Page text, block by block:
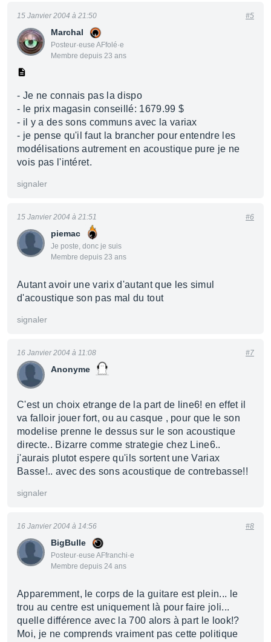
Marchal
Posteur·euse AFfolé·e
Membre depuis 23 ans
15 Janvier 2004 à 21:50 #5
- Je ne connais pas la dispo
- le prix magasin conseillé: 1679.99 $
- il y a des sons communs avec la variax
- je pense qu'il faut la brancher pour entendre les
modélisations autrement en acoustique pure je ne
vois pas l'intéret.
signaler
piemac
Je poste, donc je suis
Membre depuis 23 ans
15 Janvier 2004 à 21:51 #6
Autant avoir une varix d'autant que les simul
d'acoustique son pas mal du tout
signaler
Anonyme
16 Janvier 2004 à 11:08 #7
C'est un choix etrange de la part de line6! en effet il
va falloir jouer fort, ou au casque , pour que le son
modelise prenne le dessus sur le son acoustique
directe.. Bizarre comme strategie chez Line6..
j'aurais plutot espere qu'ils sortent une Variax
Basse!.. avec des sons acoustique de contrebasse!!
signaler
BigBulle
Posteur·euse AFfranchi·e
Membre depuis 24 ans
16 Janvier 2004 à 14:56 #8
Apparemment, le corps de la guitare est plein... le
trou au centre est uniquement là pour faire joli...
quelle différence avec la 700 alors à part le look!?
Moi, je ne comprends vraiment pas cette politique